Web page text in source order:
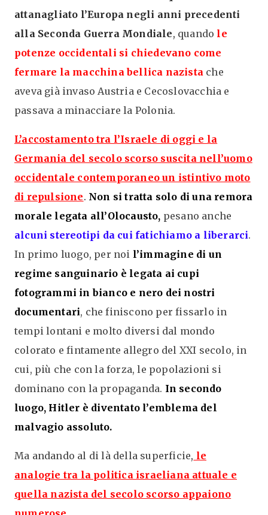
attanagliato l’Europa negli anni precedenti
alla Seconda Guerra Mondiale, quando le
potenze occidentali si chiedevano come
fermare la macchina bellica nazista che
aveva già invaso Austria e Cecoslovacchia e
passava a minacciare la Polonia.
L’accostamento tra l’Israele di oggi e la
Germania del secolo scorso suscita nell’uomo
occidentale contemporaneo un istintivo moto
di repulsione. Non si tratta solo di una remora
morale legata all’Olocausto, pesano anche
alcuni stereotipi da cui fatichiamo a liberarci.
In primo luogo, per noi l’immagine di un
regime sanguinario è legata ai cupi
fotogrammi in bianco e nero dei nostri
documentari, che finiscono per fissarlo in
tempi lontani e molto diversi dal mondo
colorato e fintamente allegro del XXI secolo, in
cui, più che con la forza, le popolazioni si
dominano con la propaganda. In secondo
luogo, Hitler è diventato l’emblema del
malvagio assoluto.
Ma andando al di là della superficie, le
analogie tra la politica israeliana attuale e
quella nazista del secolo scorso appaiono